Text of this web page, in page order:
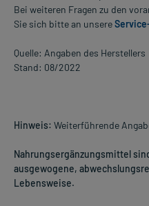
Bei weiteren Fragen zu den
Sie sich bitte an unsere
Quelle: Angaben des Herstellers
Stand: 08/2022
Hinweis: Weiterführende
Nahrungsergänzungsmittel
ausgewogene,
Lebensweise.